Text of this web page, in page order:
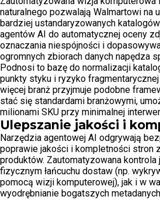
naturalnego pozwalają Walmartowi na
bardziej ustandaryzowanych
agentów AI do automatycznej oceny
oznaczania niespójności i
ogromnych zbiorach danych napędza
Podnosi to bazę do normalizacji
punkty styku i ryzyko
więcej branż przyjmuje podobne
stać się standardami branżowymi,
milionami SKU przy minimalnej
Ulepszanie jakości i
Narzędzia agentowej AI odgrywają
poprawie jakości i kompletności stron
produktów. Zautomatyzowana kontrola
fizycznym łańcuchu dostaw (np.
pomocą wizji komputerowej), jak i w
wyodrębnianie bogatszych